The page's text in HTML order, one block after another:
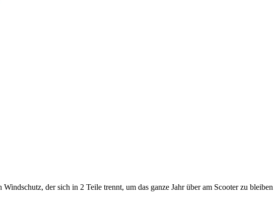
der sich in 2 Teile trennt, um das ganze Jahr über am Scooter zu bleiben